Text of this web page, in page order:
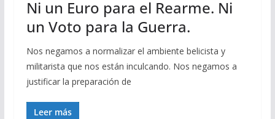
Ni un Euro para el Rearme. Ni
un Voto para la Guerra.
Nos negamos a normalizar el ambiente belicista y
militarista que nos están inculcando. Nos negamos a
justificar la preparación de
Leer más